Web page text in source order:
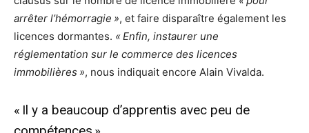
arrêter l’hémorragie », et faire disparaître également les
licences dormantes. « Enfin, instaurer une
réglementation sur le commerce des licences
immobilières », nous indiquait encore Alain Vivalda.
« Il y a beaucoup d’apprentis avec peu de